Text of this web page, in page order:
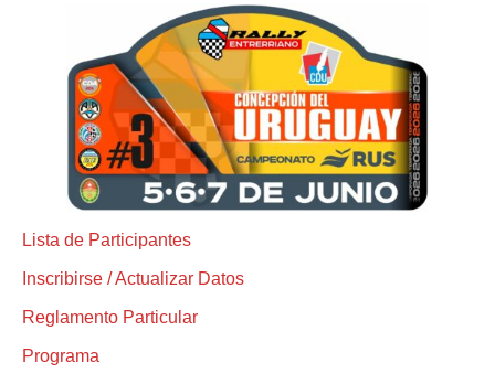
Lista de Participantes
Inscribirse / Actualizar Datos
Reglamento Particular
Programa